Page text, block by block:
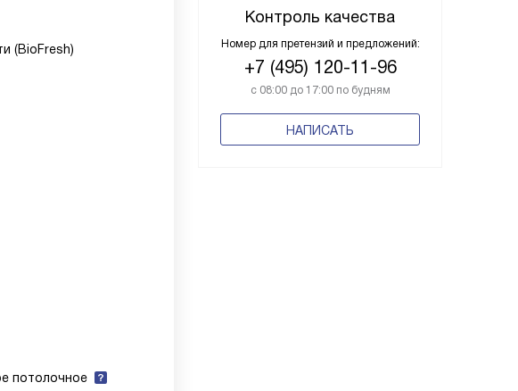
Контроль качества
Номер для претензий и предложений:
+7 (495) 120-11-96
с 08:00 до 17:00 по будням
НАПИСАТЬ
(BioFresh)
потолочное